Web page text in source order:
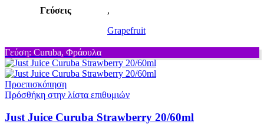
Γεύσεις
,
Grapefruit
Γεύση: Curuba, Φράουλα
Προεπισκόπηση
Πρόσθήκη στην λίστα επιθυμιών
Just Juice Curuba Strawberry 20/60ml